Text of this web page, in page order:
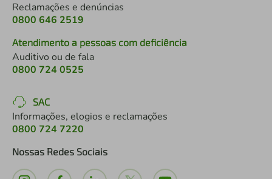
Reclamações e denúncias
0800 646 2519
Atendimento a pessoas com deficiência
Auditivo ou de fala
0800 724 0525
SAC
Informações, elogios e reclamações
0800 724 7220
Nossas Redes Sociais